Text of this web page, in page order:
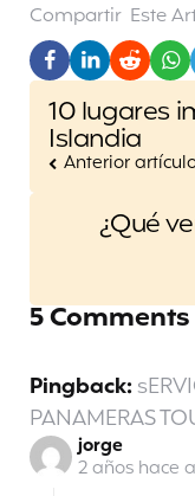
Compartir Este
Post
10 lugares
Islandia
Anterior
¿Qué
5 Comments
Pingback:
PANAMERAS
jorge
2 años hace